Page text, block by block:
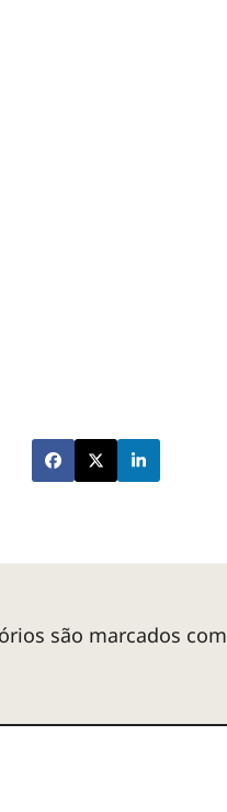
são marcados com